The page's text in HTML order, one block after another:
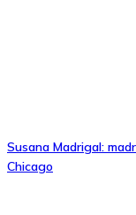
Susana Madrigal:
Chicago